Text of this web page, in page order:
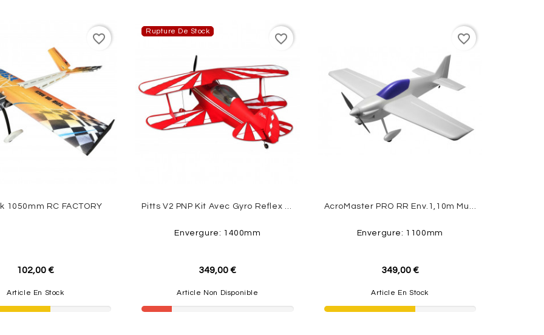
1050mm RC FACTORY
102,00 €
Article En Stock
favorite_border
Rupture De Stock
Pitts V2 PNP Kit Avec Gyro Reflex System 1400mm FMS
Envergure: 1400mm
349,00 €
Article Non Disponible
favorite_border
AcroMaster PRO RR Env.1,10m Multiplex
Envergure: 1100mm
349,00 €
Article En Stock
favorite_border